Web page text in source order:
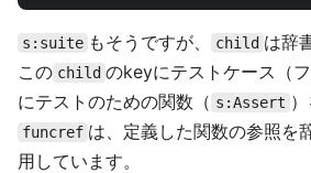
s:suite もそうですが、 child は辞
この child のkeyにテストケース（
にテストのための関数（ s:Assert
funcref は、定義した関数の参照を
用しています。